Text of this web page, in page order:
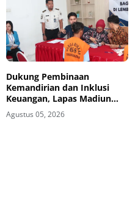
Dukung Pembinaan
Kemandirian dan Inklusi
Keuangan, Lapas Madiun
Serahkan Buku Tabungan
dan ATM BRI kepada Warga
Agustus 05, 2026